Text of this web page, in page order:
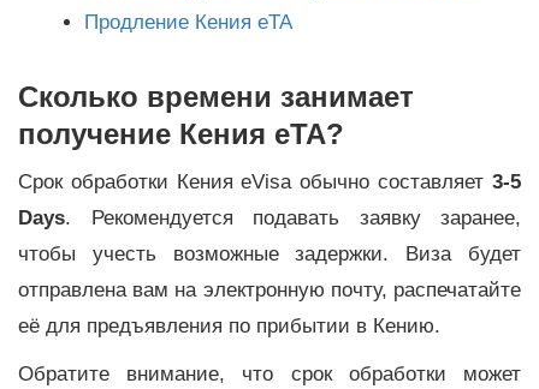
Продление Кения eTA
Сколько времени занимает
получение Кения eTA?
Срок обработки Кения eVisa обычно составляет 3-5
Days. Рекомендуется подавать заявку заранее,
чтобы учесть возможные задержки. Виза будет
отправлена вам на электронную почту, распечатайте
её для предъявления по прибытии в Кению.
Обратите внимание, что срок обработки может